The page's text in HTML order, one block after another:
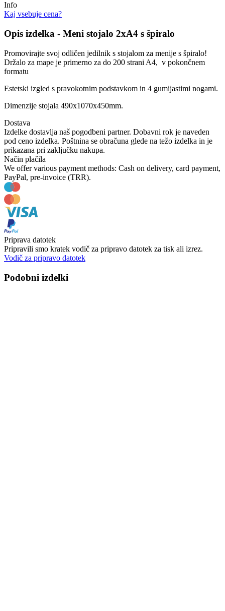
Info
Kaj vsebuje cena?
Opis izdelka - Meni stojalo 2xA4 s špiralo
Promovirajte svoj odličen jedilnik s stojalom za menije s špiralo!
Držalo za mape je primerno za do 200 strani A4, v pokončnem
formatu
Estetski izgled s pravokotnim podstavkom in 4 gumijastimi nogami.
Dimenzije stojala 490x1070x450mm.
Dostava
Izdelke dostavlja naš pogodbeni partner. Dobavni rok je naveden
pod ceno izdelka. Poštnina se obračuna glede na težo izdelka in je
prikazana pri zaključku nakupa.
Način plačila
We offer various payment methods: Cash on delivery, card payment,
PayPal, pre-invoice (TRR).
Priprava datotek
Pripravili smo kratek vodič za pripravo datotek za tisk ali izrez.
Vodič za pripravo datotek
Podobni izdelki